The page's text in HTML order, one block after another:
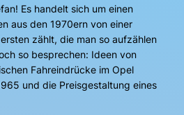
Es handelt sich um einen
aus den 1970ern von einer
zählt, die man so aufzählen
so besprechen: Ideen von
Fahreindrücke im Opel
und die Preisgestaltung eines